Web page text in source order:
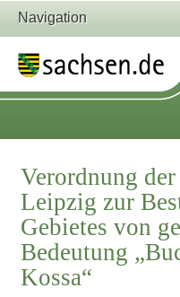
Navigation
Verordnung
Leipzig zur
Gebietes von
Bedeutung
Kossa“